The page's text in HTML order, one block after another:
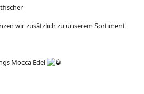
wir zusätzlich zu unserem Sortiment
Mocca Edel